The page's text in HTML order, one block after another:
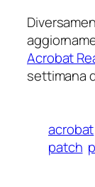
Acrobat
settimana
acrobat
patch